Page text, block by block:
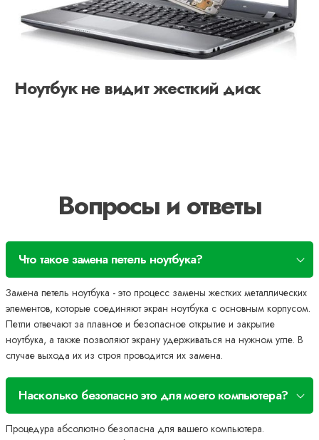
Ноутбук не видит жесткий диск
Вопросы и ответы
Что такое замена петель ноутбука?
Замена петель ноутбука - это процесс замены жестких металлических
элементов, которые соединяют экран ноутбука с основным корпусом.
Петли отвечают за плавное и безопасное открытие и закрытие
ноутбука, а также позволяют экрану удерживаться на нужном угле. В
случае выхода их из строя проводится их замена.
Насколько безопасно это для моего компьютера?
Процедура абсолютно безопасна для вашего компьютера.